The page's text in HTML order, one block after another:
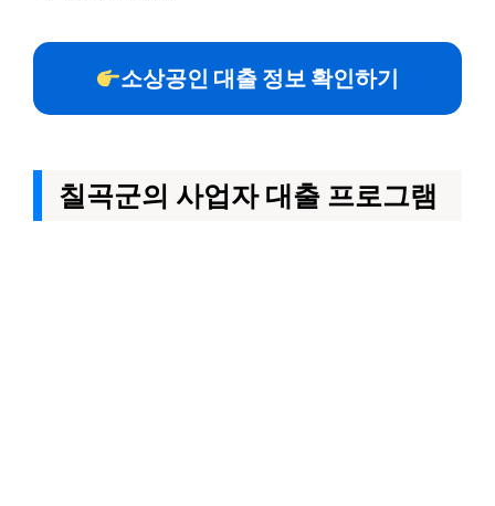
소상공인 대출 정보 확인하기
칠곡군의 사업자 대출 프로그램